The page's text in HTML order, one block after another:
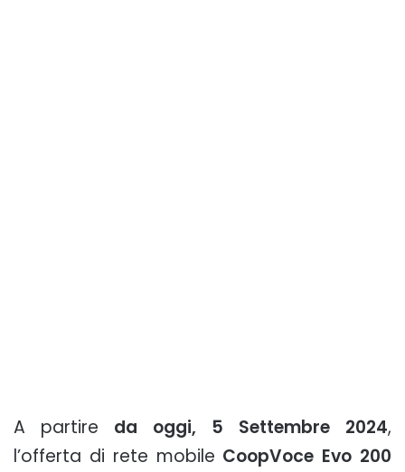
A partire da oggi, 5 Settembre 2024,
l’offerta di rete mobile CoopVoce Evo 200